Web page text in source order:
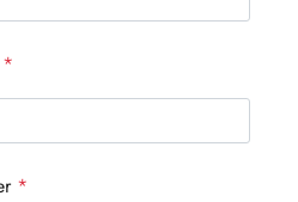
*
*